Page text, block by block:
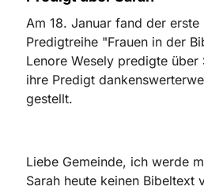
Am 18. Januar fand der
Predigtreihe "Frauen in der
Lenore Wesely predigte über
ihre Predigt
gestellt.
Liebe Gemeinde, ich werde
Sarah heute keinen Bibeltext